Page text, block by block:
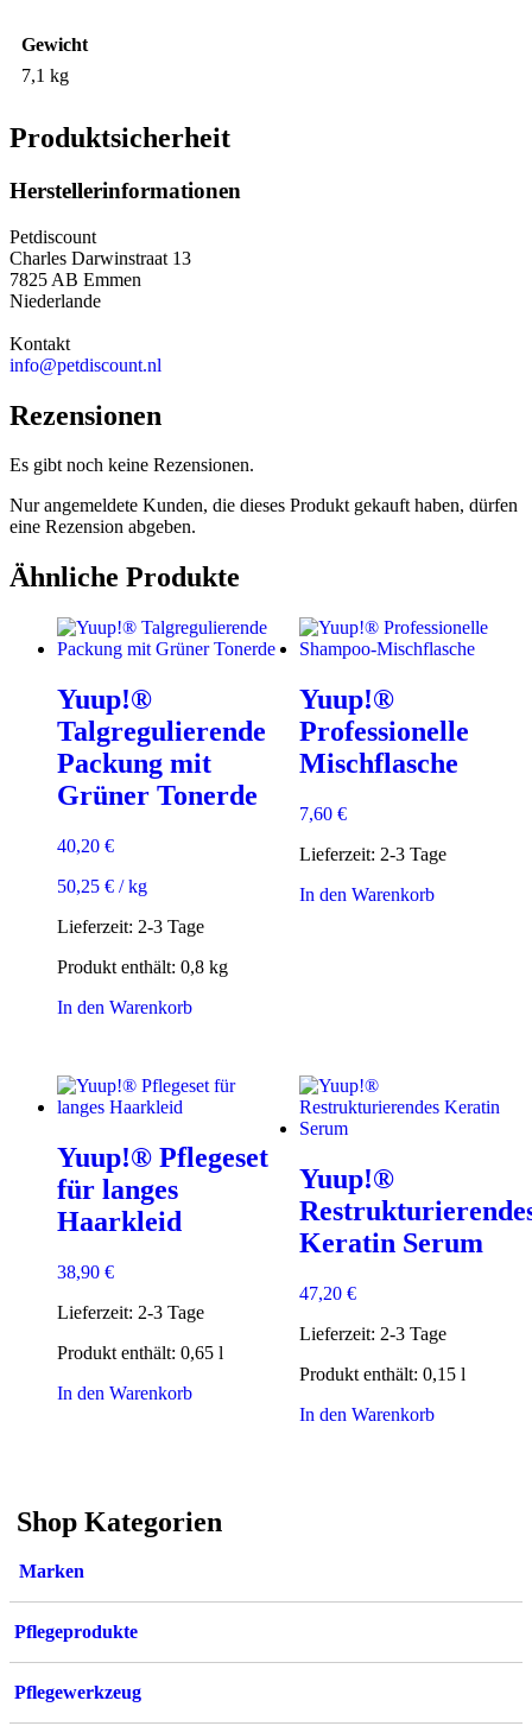
Gewicht
7,1 kg
Produktsicherheit
Herstellerinformationen
Petdiscount
Charles Darwinstraat 13
7825 AB Emmen
Niederlande
Kontakt
info@petdiscount.nl
Rezensionen
Es gibt noch keine Rezensionen.
Nur angemeldete Kunden, die dieses Produkt gekauft haben, dürfen
eine Rezension abgeben.
Ähnliche Produkte
Yuup!®
Talgregulierende
Packung mit
Grüner Tonerde
40,20 €
50,25 € /kg
Lieferzeit: 2-3 Tage
Produkt enthält: 0,8 kg
In den Warenkorb
Yuup!®
Professionelle
Mischflasche
7,60 €
Lieferzeit: 2-3 Tage
In den Warenkorb
Yuup!® Pflegeset
für langes
Haarkleid
38,90 €
Lieferzeit: 2-3 Tage
Produkt enthält: 0,65 l
In den Warenkorb
Yuup!®
Keratin Serum
47,20 €
Lieferzeit: 2-3 Tage
Produkt enthält: 0,15 l
In den Warenkorb
Shop Kategorien
Marken
Pflegeprodukte
Pflegewerkzeug